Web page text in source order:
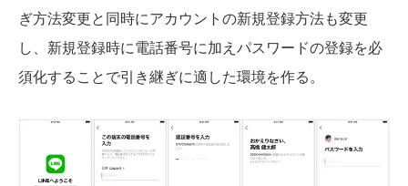
ぎ方法変更と同時にアカウントの新規登録方法も変更
し、新規登録時に電話番号に加えパスワードの登録を必
須化することで引き継ぎに適した環境を作る。